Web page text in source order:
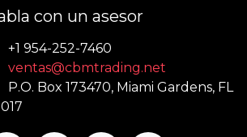
con un asesor
+1 954-252-7460
ventas@cbmtrading.net
P.O. Box 173470, Miami Gardens, FL